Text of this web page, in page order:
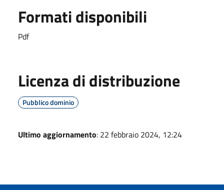
Formati disponibili
Pdf
Licenza di distribuzione
Pubblico dominio
Ultimo aggiornamento: 22 febbraio 2024, 12:24